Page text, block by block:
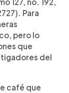
Para
pero lo
que
del
café que